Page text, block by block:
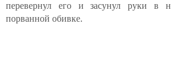
перевернул его и засунул руки в
порванной обивке.